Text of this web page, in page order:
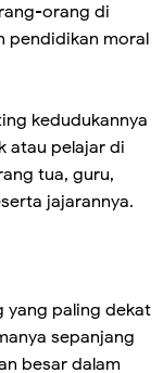
orang di
pendidikan moral
kedudukannya
atau pelajar di
tua, guru,
jajarannya.
yang paling dekat
sepanjang
besar dalam